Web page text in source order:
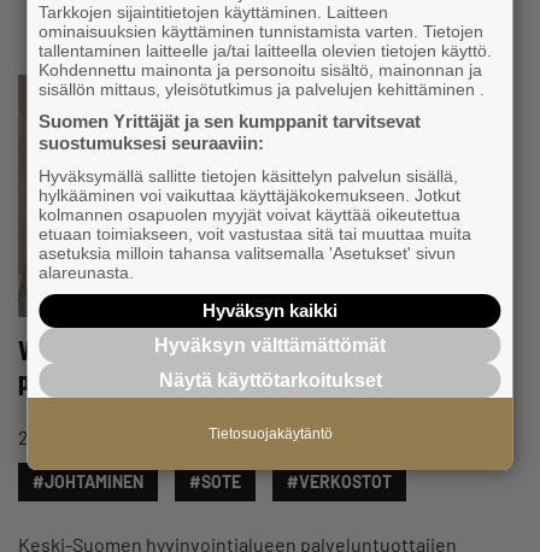
Veli Puttonen Keski-Suomen hyvinvointialueen
palveluntuottajien vaikuttamistoimielimen ruoriin
21.4.2023 klo 15:02 Uutinen #HYVINVOINTI
#JOHTAMINEN #SOTE #VERKOSTOT
Keski-Suomen hyvinvointialueen palveluntuottajien
Tarkkojen sijaintitietojen käyttäminen. Laitteen
ominaisuuksien käyttäminen tunnistamista varten. Tietojen
tallentaminen laitteelle ja/tai laitteella olevien tietojen käyttö.
Kohdennettu mainonta ja personoitu sisältö, mainonnan ja
sisällön mittaus, yleisötutkimus ja palvelujen kehittäminen .
Suomen Yrittäjät ja sen kumppanit tarvitsevat
suostumuksesi seuraaviin:
Hyväksymällä sallitte tietojen käsittelyn palvelun sisällä,
hylkääminen voi vaikuttaa käyttäjäkokemukseen. Jotkut
kolmannen osapuolen myyjät voivat käyttää oikeutettua
etuaan toimiakseen, voit vastustaa sitä tai muuttaa muita
asetuksia milloin tahansa valitsemalla 'Asetukset' sivun
alareunasta.
Hyväksyn kaikki
Hyväksyn välttämättömät
Näytä käyttötarkoitukset
Tietosuojakäytäntö